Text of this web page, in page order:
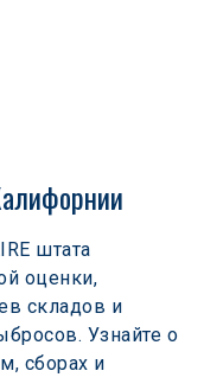
штата
оценки,
складов и
Узнайте о
сборах и